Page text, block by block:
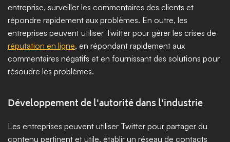
entreprise, surveiller les commentaires des clients et
répondre rapidement aux problèmes. En outre, les
réputation en ligne, en répondant rapidement aux
commentaires négatifs et en fournissant des solutions pour
résoudre les problèmes.
Développement de l'autorité dans l'industrie
Les entreprises peuvent utiliser Twitter pour partager du
contenu pertinent et utile, établir un réseau de contacts